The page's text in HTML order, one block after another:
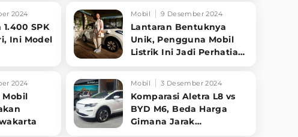
2024
SPK
Ini Model
Mobil 9 Desember 2024
Lantaran Bentuknya
Unik, Pengguna Mobil
Listrik Ini Jadi Perhatian
2024
Mobil
Mobil 3 Desember 2024
Komparasi Aletra L8 vs
BYD M6, Beda Harga
Gimana Jarak